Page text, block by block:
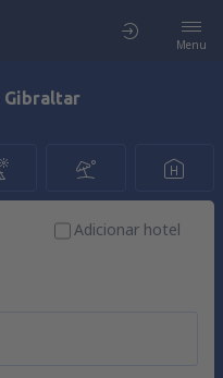
Menu
Gibraltar
Adicionar hotel